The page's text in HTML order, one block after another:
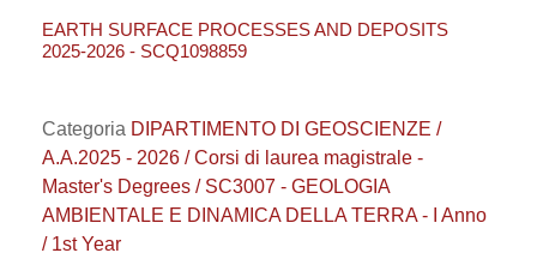
EARTH SURFACE PROCESSES AND DEPOSITS
2025-2026 - SCQ1098859
Categoria DIPARTIMENTO DI GEOSCIENZE /
A.A.2025 - 2026 / Corsi di laurea magistrale -
Master's Degrees / SC3007 - GEOLOGIA
AMBIENTALE E DINAMICA DELLA TERRA - I Anno
/ 1st Year